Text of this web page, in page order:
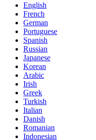
English
French
German
Portuguese
Spanish
Russian
Japanese
Korean
Arabic
Irish
Greek
Turkish
Italian
Danish
Romanian
Indonesian